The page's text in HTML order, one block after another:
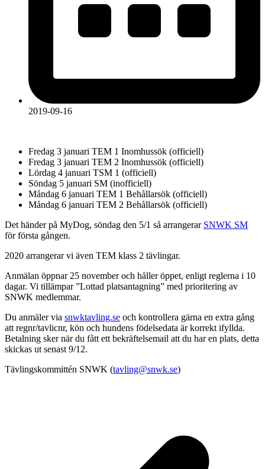
2019-09-16
Fredag 3 januari TEM 1 Inomhussök (officiell)
Fredag 3 januari TEM 2 Inomhussök (officiell)
Lördag 4 januari TSM 1 (officiell)
Söndag 5 januari SM (inofficiell)
Måndag 6 januari TEM 1 Behållarsök (officiell)
Måndag 6 januari TEM 2 Behållarsök (officiell)
Det händer på MyDog, söndag den 5/1 så arrangerar SNWK SM
för första gången.
2020 arrangerar vi även TEM klass 2 tävlingar.
Anmälan öppnar 25 november och håller öppet, enligt reglerna i 10
dagar. Vi tillämpar ”Lottad platsantagning” med prioritering av
SNWK medlemmar.
Du anmäler via snwktavling.se och kontrollera gärna en extra gång
att regnr/tavlicnr, kön och hundens födelsedata är korrekt ifyllda.
Betalning sker när du fått ett bekräftelsemail att du har en plats, detta
skickas ut senast 9/12.
Tävlingskommittén SNWK (tavling@snwk.se)